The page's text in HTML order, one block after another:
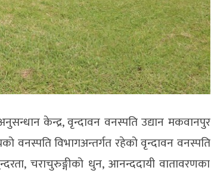
केन्द्र, वृन्दावन वनस्पति उद्यान मकवानपुर
वनस्पति विभागअन्तर्गत रहेको वृन्दावन वनस्पति
चराचुरुङ्गीको धुन, आनन्ददायी वातावरणका